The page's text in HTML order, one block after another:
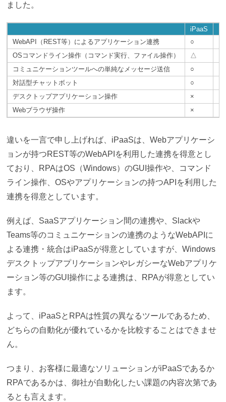
ました。
iPaaS
WebAPI（REST等）によるアプリケーション連携
○
OSコマンドライン操作（コマンド実行、ファイル操作）
△
コミュニケーションツールへの単純なメッセージ送信
○
対話型チャットボット
○
デスクトップアプリケーション操作
×
Webブラウザ操作
×
違いを一言で申し上げれば、iPaaSは、Webアプリケーシ
ョンが持つREST等のWebAPIを利用した連携を得意とし
ており、RPAはOS（Windows）のGUI操作や、コマンド
ライン操作、OSやアプリケーションの持つAPIを利用した
連携を得意としています。
例えば、SaaSアプリケーション間の連携や、Slackや
Teams等のコミュニケーションの連携のようなWebAPIに
よる連携・統合はiPaaSが得意としていますが、Windows
デスクトップアプリケーションやレガシーなWebアプリケ
ーション等のGUI操作による連携は、RPAが得意としてい
ます。
よって、iPaaSとRPAは性質の異なるツールであるため、
どちらの自動化が優れているかを比較することはできませ
ん。
つまり、お客様に最適なソリューションがiPaaSであるか
RPAであるかは、御社が自動化したい課題の内容次第であ
るとも言えます。